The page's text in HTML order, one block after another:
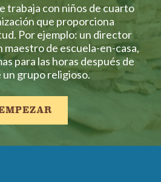
trabaja con niños de cuarto
que proporciona
Por ejemplo: un director
maestro de escuela-en-casa,
para las horas después de
un grupo religioso.